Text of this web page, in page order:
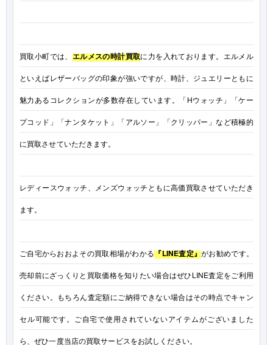
買取小町では、 エルメスの時計買取に力を入れております。エルメル
といえばレザーバッグの印象が強いですが、時計、ジュエリーともに
魅力あるコレクションが多数存在しています。「Hウォッチ」「ケー
プコッド」「ナンタケット」「アルソー」「クリッパー」など積極的
に買取させていただきます。
レディースウォッチ、メンズウォッチともに高価買取させていただき
ます。
ご自宅からおおよその買取相場がわかる『LINE査定』がお勧めです。
売却前にざっくりと買取価格を知りたい場合はぜひLINE査定をご利用
ください。もちろん査定額にご納得できない場合はその時点でキャン
セル可能です。ご自宅で使用されていないアイテムがございました
ら、ぜひ一度当店の買取サービスをお試しください。